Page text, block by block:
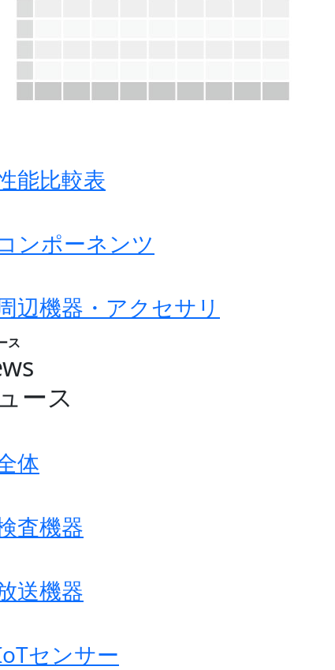
能比較表
ンポーネンツ
辺機器・アクセサリ
ス
ース
体
査機器
送機器
センサー